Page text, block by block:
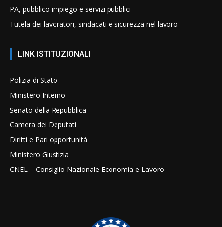
PA, pubblico impiego e servizi pubblici
Tutela dei lavoratori, sindacati e sicurezza nel lavoro
LINK ISTITUZIONALI
Polizia di Stato
Ministero Interno
Senato della Repubblica
Camera dei Deputati
Diritti e Pari opportunità
Ministero Giustizia
CNEL – Consiglio Nazionale Economia e Lavoro